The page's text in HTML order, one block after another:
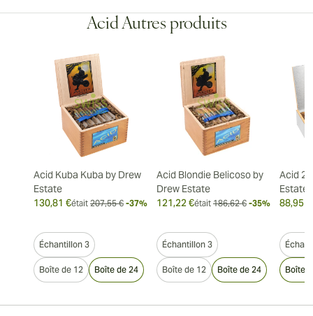
Acid Autres produits
Acid Kuba Kuba by Drew
Estate
130,81 €était 207,55 € -37%
Échantillon 3
Boîte de 12 Boîte de 24
Acid Blondie Belicoso by
Drew Estate
121,22 €était 186,62 € -35%
Échantillon 3
Boîte de 12 Boîte de 24
Acid
Estate
88,95 €
Boîte